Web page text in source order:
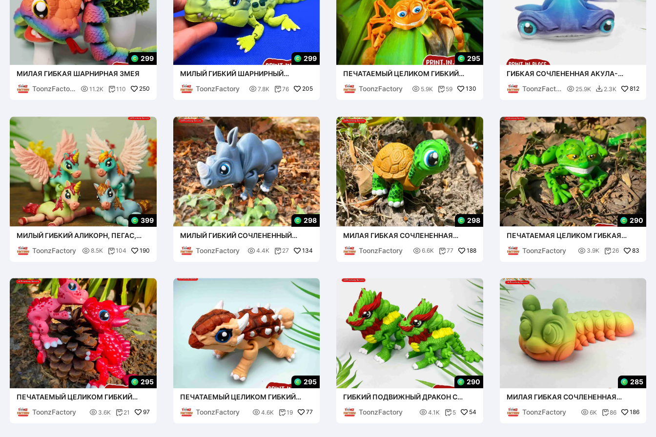
299
МИЛАЯ ГИБКАЯ ШАРНИРНАЯ ЗМЕЯ
ToonzFactor
 11.2K 110 250
299
МИЛЫЙ ГИБКИЙ ШАРНИРНЫЙ
ToonzFactory
 7.8K 76 205
295
ПЕЧАТАЕМЫЙ ЦЕЛИКОМ ГИБКИЙ
ToonzFactory
 5.9K  59 130
ГИБКАЯ СОЧЛЕНЕННАЯ АКУЛА-
ToonzFacto
 25.9K  2.3K 812
399
МИЛЫЙ ГИБКИЙ АЛИКОРН, ПЕГАС,
ToonzFactory
 8.5K 104 190
298
МИЛЫЙ ГИБКИЙ СОЧЛЕНЕННЫЙ
ToonzFactory
 4.4K  27 134
298
МИЛАЯ ГИБКАЯ СОЧЛЕНЕННАЯ
ToonzFactory
 6.6K 77 188
290
ПЕЧАТАЕМАЯ ЦЕЛИКОМ ГИБКАЯ
ToonzFactory
 3.9K  26 83
295
ПЕЧАТАЕМЫЙ ЦЕЛИКОМ ГИБКИЙ
ToonzFactory
 3.6K  21 97
295
ПЕЧАТАЕМЫЙ ЦЕЛИКОМ ГИБКИЙ
ToonzFactory
 4.6K 19 77
290
ГИБКИЙ ПОДВИЖНЫЙ ДРАКОН С
ЦЕЛИКОМ
ToonzFactory  4.1K  5 54
285
МИЛАЯ ГИБКАЯ СОЧЛЕНЕННАЯ
ToonzFactory
 6K 86 186